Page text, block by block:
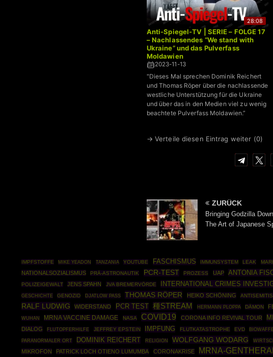
28:08
Anti-Spiegel-TV | SERIE – FOLGE 17
– Nachlassendes “We stand with
Ukraine” und das Pulverfass
Moldawien
2023-11-13
"Dieses Mal sprechen Dominik Reichert
und Thomas Röper über die nachlassende
westliche Unterstützung für die Ukraine
und über das in den Medien viel zu wenig
beachtete Pulverfass Moldawien.”
→ Verteile diesen Eintrag weiter (0)
ZURÜCK
Bringing Godzilla
The Art of Japanese
IMPFSTOFFE
MIKE YEADON TANZANIA YOUTUBE FASCHISMUS IMMUNSYSTEM LEAK
NATIONALSOZIALISMUS PRÄ-ASTRONAUTIK PCR-TEST PROZESS UAP ANTONIA
POLIZEIGEWALT
JENS SPAHN JVA BREMERVÖRDE INTERNATIONAL CRIMES
GESCHICHTE
GENOZID DJATLOW PASS THOMAS RÖPER HEIKO SCHÖNING
RALF LUDWIG WIDERSTAND PCR TEST 種STREAM HERMANN PLOPPA DÄMON
WUHAN MRNA VACCINE DAMAGE NASA COVID19 CORONA INFO REVIVAL TOUR
DIALOG
FLUTOPFERHILFE JEFFREY EPSTEIN IMPFUNG FLUTKATASTROPHE EVD
PARANORMALER ORT DOMINIK REICHERT RELIGION WOLFGANG WODARG
MIKROFON
PATRICK LOCH OTIENO LUMUMBA CORONAKRISE MRNA-